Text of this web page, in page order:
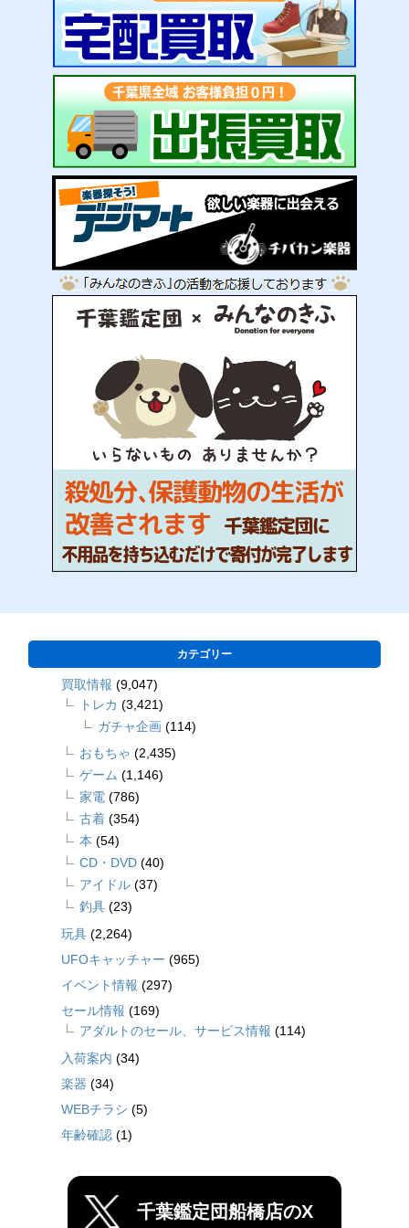
カテゴリー
買取情報 (9,047)
トレカ (3,421)
ガチャ企画 (114)
おもちゃ (2,435)
ゲーム (1,146)
家電 (786)
古着 (354)
本 (54)
CD・DVD (40)
アイドル (37)
釣具 (23)
玩具 (2,264)
UFOキャッチャー (965)
イベント情報 (297)
セール情報 (169)
アダルトのセール、サービス情報 (114)
入荷案内 (34)
楽器 (34)
WEBチラシ (5)
年齢確認 (1)
千葉鑑定団船橋店のX